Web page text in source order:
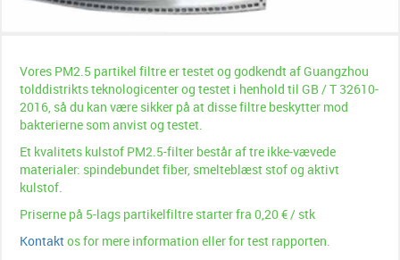
Vores PM2.5 partikel filtre er testet og godkendt af Guangzhou
tolddistrikts teknologicenter og testet i henhold til GB / T 32610-
2016, så du kan være sikker på at disse filtre beskytter mod
bakterierne som anvist og testet.
Et kvalitets kulstof PM2.5-filter består af tre ikke-vævede
materialer: spindebundet fiber, smelteblæst stof og aktivt
kulstof.
Priserne på 5-lags partikelfiltre starter fra 0,20 € / stk
Kontaktos for mere information eller for test rapporten.